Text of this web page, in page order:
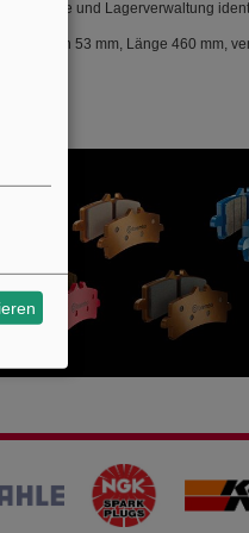
Suche und Lagerverwaltung
53 mm, Länge 460 mm,